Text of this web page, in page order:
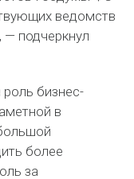
ведомств
— подчеркнул
бизнес-
в
более
за